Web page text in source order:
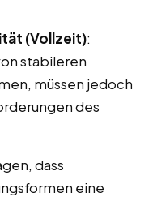
(Vollzeit):
stabileren
müssen jedoch
des
dass
eine